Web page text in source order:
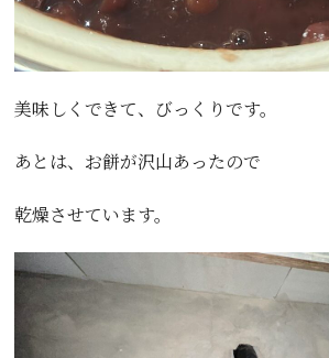
美味しくできて、びっくりです。
あとは、お餅が沢山あったので
乾燥させています。